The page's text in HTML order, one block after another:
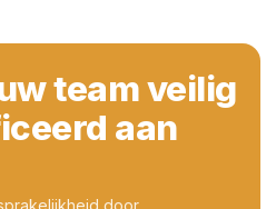
team veilig
aan
door